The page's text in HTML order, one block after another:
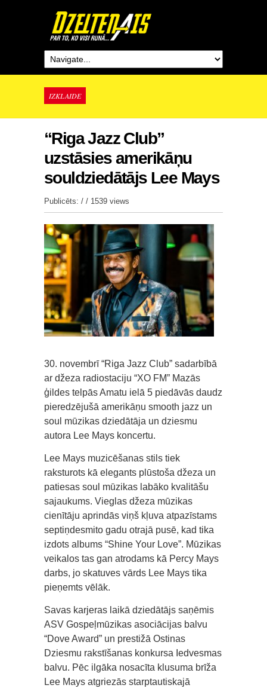
IZKLAIDE
“Riga Jazz Club”
uzstāsies amerikāņu
souldziedātājs Lee Mays
Publicēts: / / 1539 views
30. novembrī “Riga Jazz Club” sadarbībā
ar džeza radiostaciju “XO FM” Mazās
ģildes telpās Amatu ielā 5 piedāvās daudz
pieredzējušā amerikāņu smooth jazz un
soul mūzikas dziedātāja un dziesmu
autora Lee Mays koncertu.
Lee Mays muzicēšanas stils tiek
raksturots kā elegants plūstoša džeza un
patiesas soul mūzikas labāko kvalitāšu
sajaukums. Vieglas džeza mūzikas
cienītāju aprindās viņš kļuva atpazīstams
septiņdesmito gadu otrajā pusē, kad tika
izdots albums “Shine Your Love”. Mūzikas
veikalos tas gan atrodams kā Percy Mays
darbs, jo skatuves vārds Lee Mays tika
pieņemts vēlāk.
Savas karjeras laikā dziedātājs saņēmis
ASV Gospeļmūzikas asociācijas balvu
“Dove Award” un prestižā Ostinas
Dziesmu rakstīšanas konkursa Iedvesmas
balvu. Pēc ilgāka nosacīta klusuma brīža
Lee Mays atgriezās starptautiskajā